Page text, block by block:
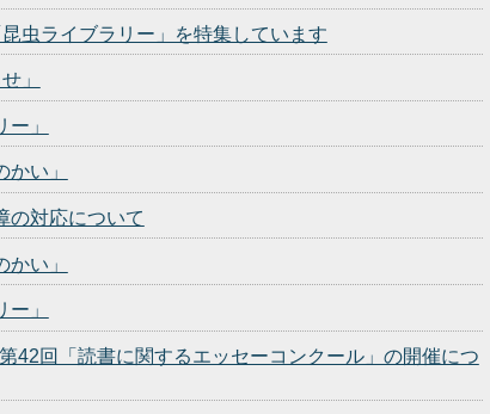
虫ライブラリー」を特集しています
」
」
い」
の対応について
い」
」
回「読書に関するエッセーコンクール」の開催につ